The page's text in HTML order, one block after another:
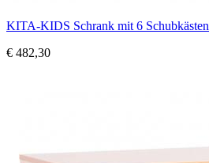
KITA-KIDS Schrank mit 6 Schubkästen
€ 482,30